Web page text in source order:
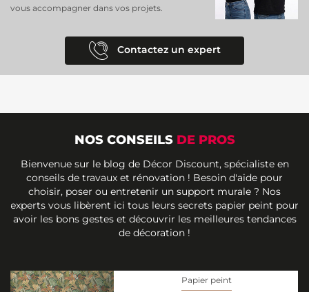
vous accompagner dans vos projets.
Contactez un expert
NOS CONSEILS DE PROS
Bienvenue sur le blog de Décor Discount, spécialiste en
conseils de travaux et rénovation ! Besoin d'aide pour
choisir, poser ou entretenir un support murale ? Nos
experts vous libèrent ici tous leurs secrets papier peint pour
avoir les bons gestes et découvrir les meilleures tendances
de décoration !
Papier peint